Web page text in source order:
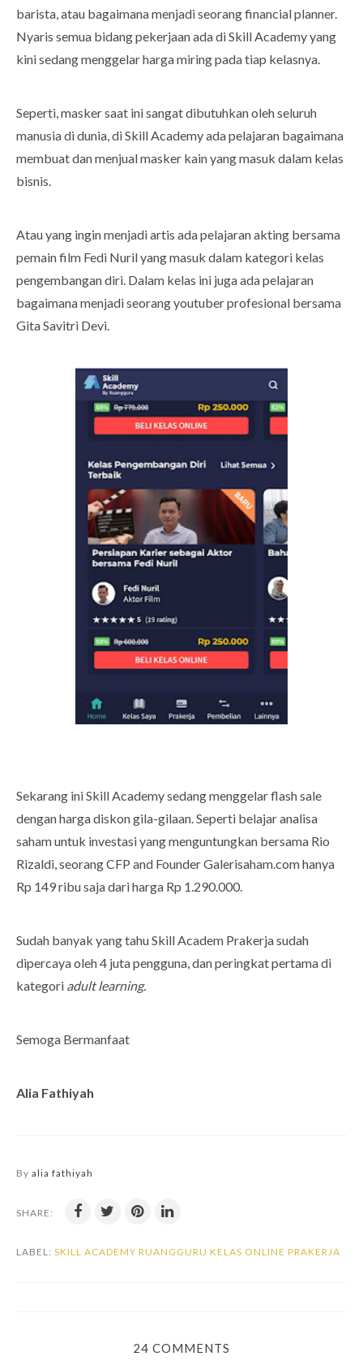
barista, atau bagaimana menjadi seorang financial planner.
Nyaris semua bidang pekerjaan ada di Skill Academy yang
kini sedang menggelar harga miring pada tiap kelasnya.
Seperti, masker saat ini sangat dibutuhkan oleh seluruh
manusia di dunia, di Skill Academy ada pelajaran bagaimana
membuat dan menjual masker kain yang masuk dalam kelas
bisnis.
Atau yang ingin menjadi artis ada pelajaran akting bersama
pemain film Fedi Nuril yang masuk dalam kategori kelas
pengembangan diri. Dalam kelas ini juga ada pelajaran
bagaimana menjadi seorang youtuber profesional bersama
Gita Savitri Devi.
Sekarang ini Skill Academy sedang menggelar flash sale
dengan harga diskon gila-gilaan. Seperti belajar analisa
saham untuk investasi yang menguntungkan bersama Rio
Rizaldi, seorang CFP and Founder Galerisaham.com hanya
Rp 149 ribu saja dari harga Rp 1.290.000.
Sudah banyak yang tahu Skill Academ Prakerja sudah
dipercaya oleh 4 juta pengguna, dan peringkat pertama di
kategori adult learning.
Semoga Bermanfaat
Alia Fathiyah
By alia fathiyah
SHARE:
LABEL: SKILL ACADEMY RUANGGURU KELAS ONLINE PRAKERJA
24 COMMENTS